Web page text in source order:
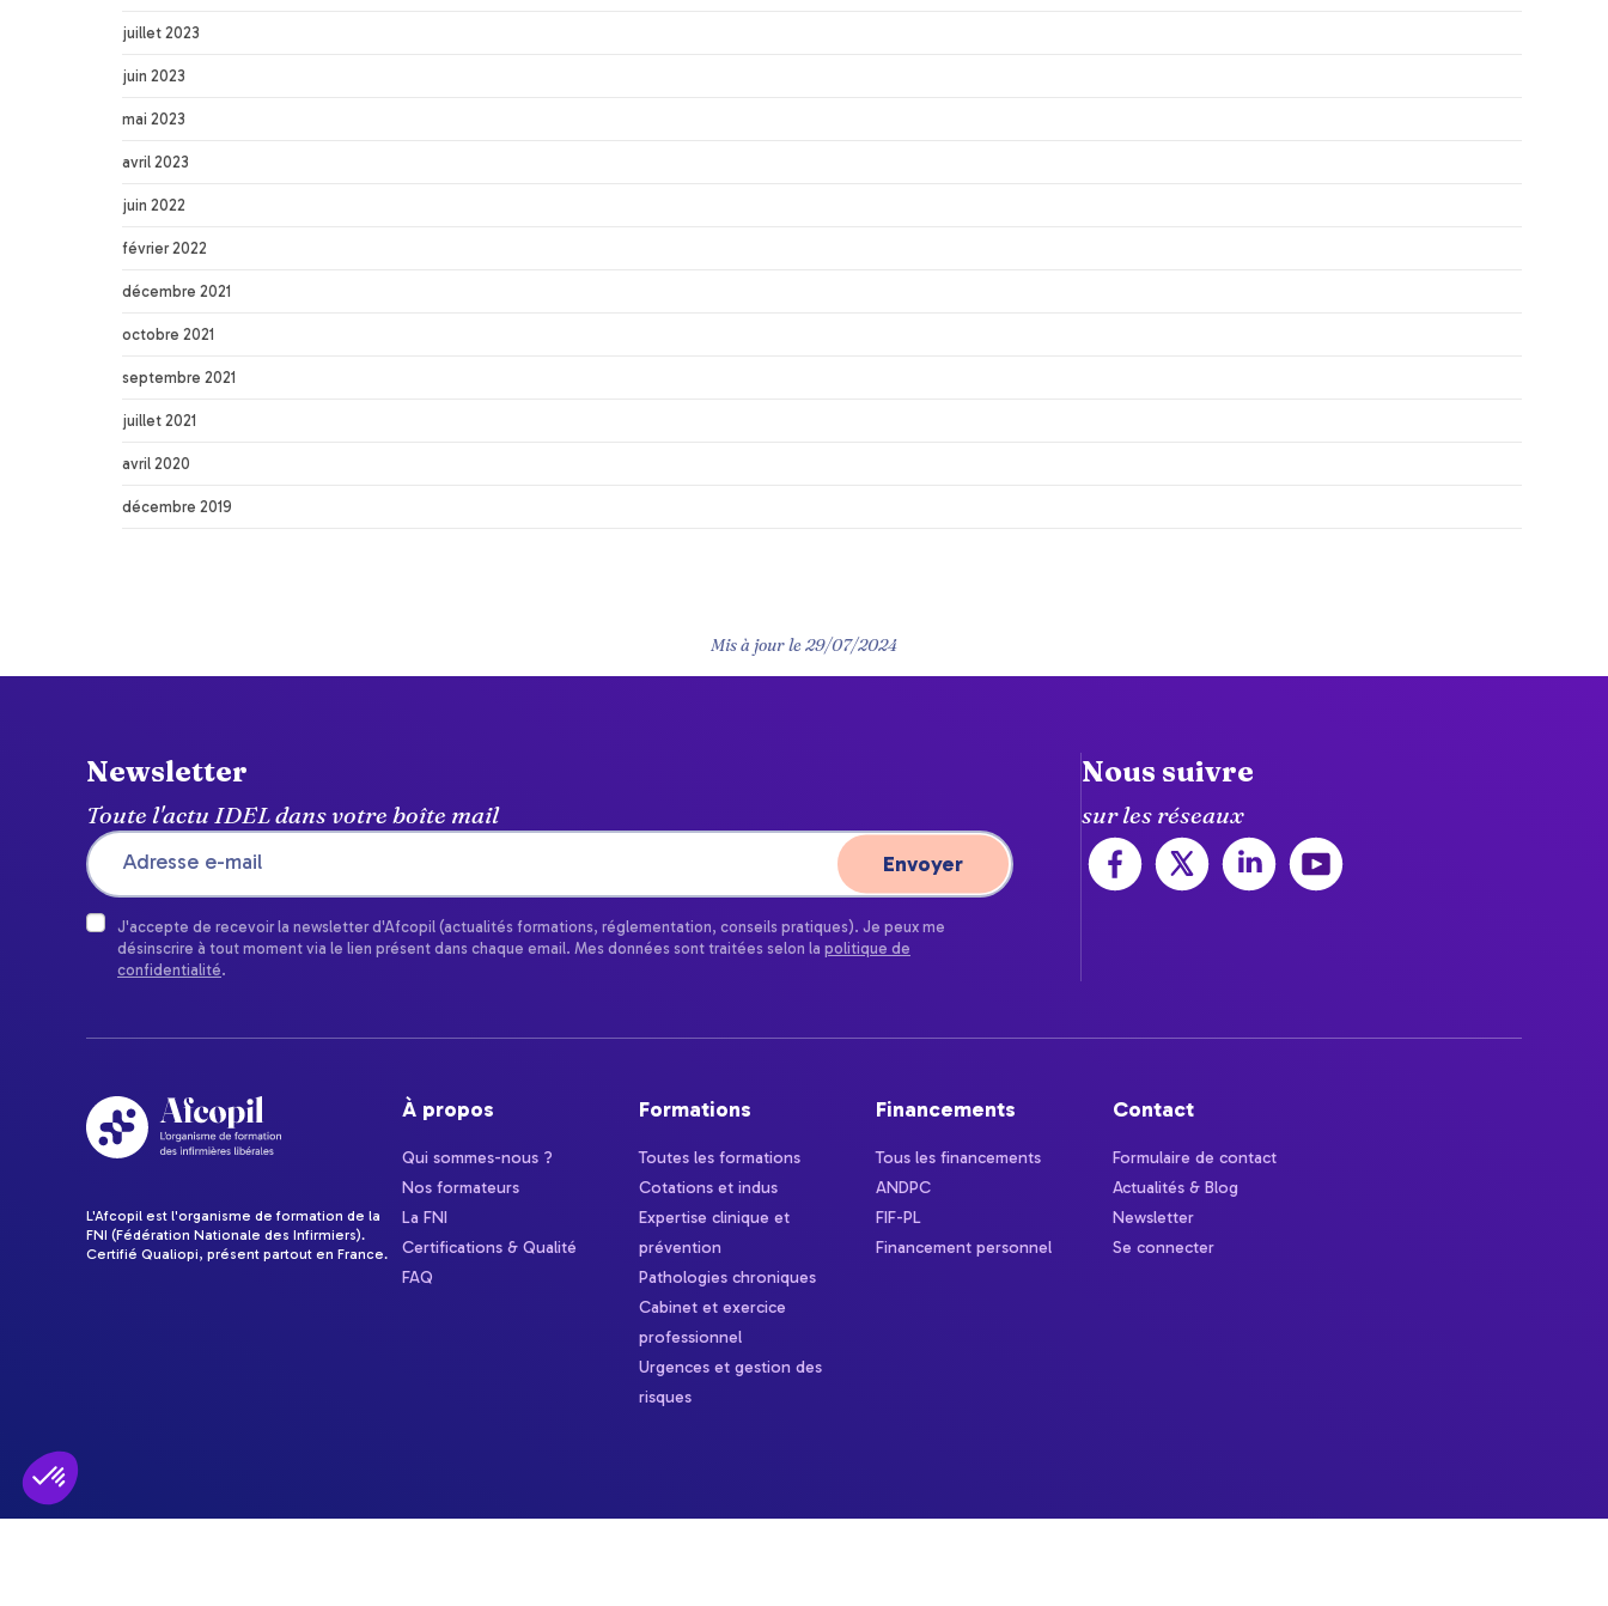
Notre plateforme vous permet d'adapter et de gérer vos paramètres de confidentialité, en garantissant la conformité avec les réglementations. Personnalisez vos préférences pour contrôler la manière dont
juillet 2023
juin 2023
mai 2023
avril 2023
juin 2022
février 2022
décembre 2021
octobre 2021
septembre 2021
juillet 2021
avril 2020
décembre 2019
Mis à jour le29/07/2024
Newsletter
Toute l'actu IDEL dans votre boîte mail
J'accepte de recevoir la newsletter d'Afcopil (actualités formations, réglementation, conseils pratiques). Je peux me
désinscrire à tout moment via le lien présent dans chaque email. Mes données sont traitées selon la politique de
confidentialité.
Nous suivre
sur les réseaux
L'Afcopil est l'organisme de formation de la
FNI (Fédération Nationale des Infirmiers).
Certifié Qualiopi, présent partout en France.
À propos
Qui sommes-nous ?
Nos formateurs
La FNI
Certifications & Qualité
FAQ
Formations
Toutes les formations
Cotations et indus
Expertise clinique et
prévention
Pathologies chroniques
Cabinet et exercice
professionnel
Urgences et gestion des
risques
Financements
Tous les financements
ANDPC
FIF-PL
Financement personnel
Contact
Formulaire de contact
Actualités & Blog
Newsletter
Se connecter